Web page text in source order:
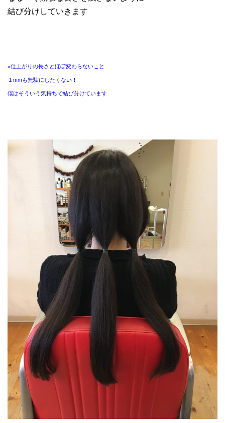
結び分けしていきます
※仕上がりの長さとほぼ変わらないこと
１ mm も無駄にしたくない！
僕はそういう気持ちで結び分けています